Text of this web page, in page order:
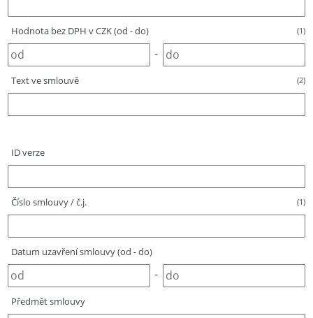
Hodnota bez DPH v CZK (od - do) (1)
-
Text ve smlouvě (2)
ID verze
Číslo smlouvy / č.j. (1)
Datum uzavření smlouvy (od - do)
-
Předmět smlouvy